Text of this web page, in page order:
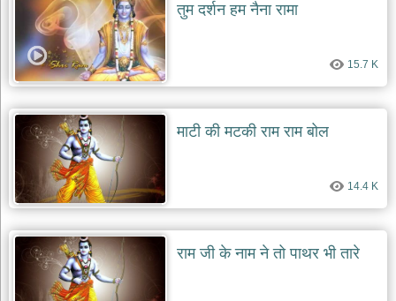
तुम दर्शन हम नैना रामा
15.7 K
माटी की मटकी राम राम बोल
14.4 K
राम जी के नाम ने तो पाथर भी तारे